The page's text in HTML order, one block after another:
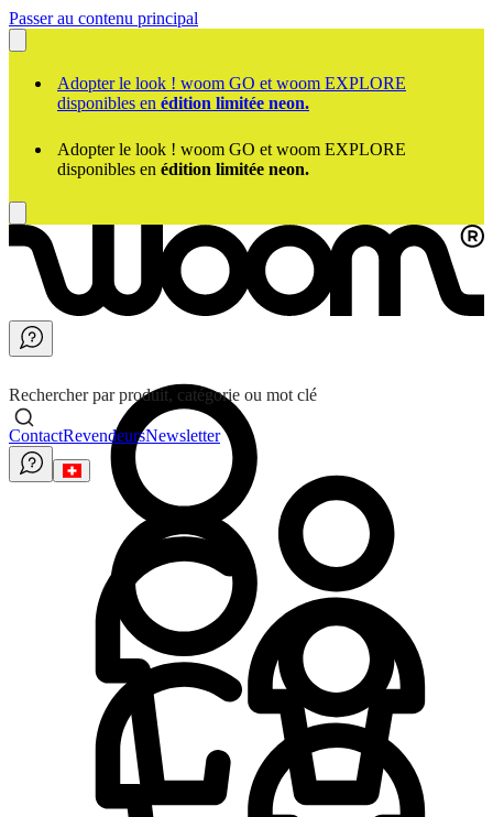
Passer au contenu principal
Adopter le look ! woom GO et woom EXPLORE
disponibles en édition limitée neon.
Adopter le look ! woom GO et woom EXPLORE
disponibles en édition limitée neon.
Rechercher par produit, catégorie ou mot clé
ContactRevendeursNewsletter